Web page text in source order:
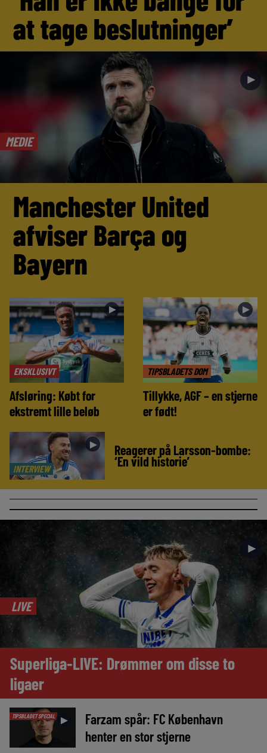
at tage beslutninger’
MEDIE
►
Manchester United
afviser Barça og
Bayern
EKSKLUSIVT
►
Afsløring: Købt for
ekstremt lille beløb
TIPSBLADETS DOM
►
Tillykke, AGF – en stjerne
er født!
INTERVIEW
► Reagerer på Larsson-bombe:
‘En vild historie’
►
LIVE
Superliga-LIVE: Drømmer om disse to
ligaer
TIPSBLADET SPECIAL ►
Farzam spår: FC København
henter en stor stjerne